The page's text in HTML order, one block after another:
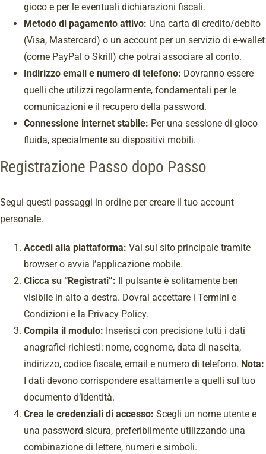
gioco e per le eventuali dichiarazioni fiscali.
Metodo di pagamento attivo: Una carta di credito/debito
(Visa, Mastercard) o un account per un servizio di e-wallet
(come PayPal o Skrill) che potrai associare al conto.
Indirizzo email e numero di telefono: Dovranno essere
quelli che utilizzi regolarmente, fondamentali per le
comunicazioni e il recupero della password.
Connessione internet stabile: Per una sessione di gioco
fluida, specialmente su dispositivi mobili.
Registrazione Passo dopo Passo
Segui questi passaggi in ordine per creare il tuo account
personale.
Accedi alla piattaforma: Vai sul sito principale tramite
browser o avvia l’applicazione mobile.
Clicca su “Registrati”: Il pulsante è solitamente ben
visibile in alto a destra. Dovrai accettare i Termini e
Condizioni e la Privacy Policy.
Compila il modulo: Inserisci con precisione tutti i dati
anagrafici richiesti: nome, cognome, data di nascita,
indirizzo, codice fiscale, email e numero di telefono. Nota:
I dati devono corrispondere esattamente a quelli sul tuo
documento d’identità.
Crea le credenziali di accesso: Scegli un nome utente e
una password sicura, preferibilmente utilizzando una
combinazione di lettere, numeri e simboli.